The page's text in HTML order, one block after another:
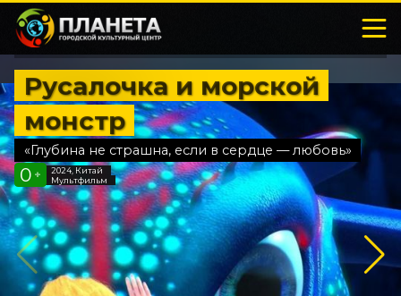
Русалочка и морской
монстр
«Глубина не страшна, если в сердце — любовь»
0 +
2024, Китай
Мультфильм